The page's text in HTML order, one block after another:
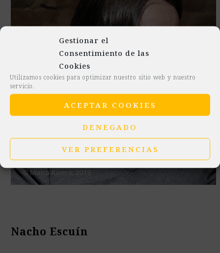
Gestionar el
Consentimiento de las
Cookies
Utilizamos cookies para optimizar nuestro sitio web y nuestro
servicio.
ACEPTAR COOKIES
DENEGADO
VER PREFERENCIAS
Nacho Escuín